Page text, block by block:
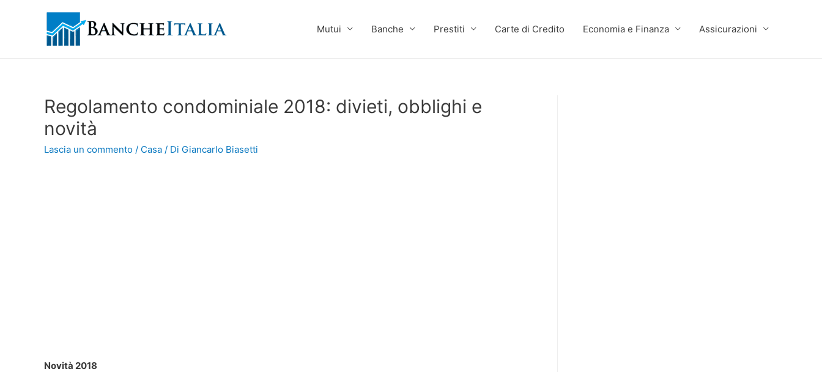
Mutui Banche Prestiti Carte di Credito Economia e Finanza Assicurazioni
Regolamento condominiale 2018: divieti, obblighi e
novità
Lascia un commento / Casa / Di Giancarlo Biasetti
Novità 2018